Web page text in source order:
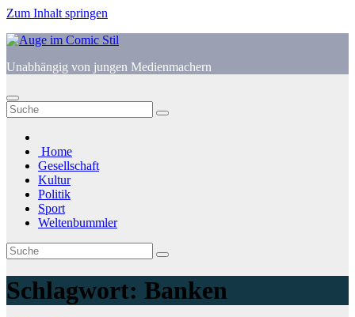
Zum Inhalt springen
Unabhängig von jungen Medienmachern
Home
Gesellschaft
Kultur
Politik
Sport
Weltenbummler
Schlagwort: Banken